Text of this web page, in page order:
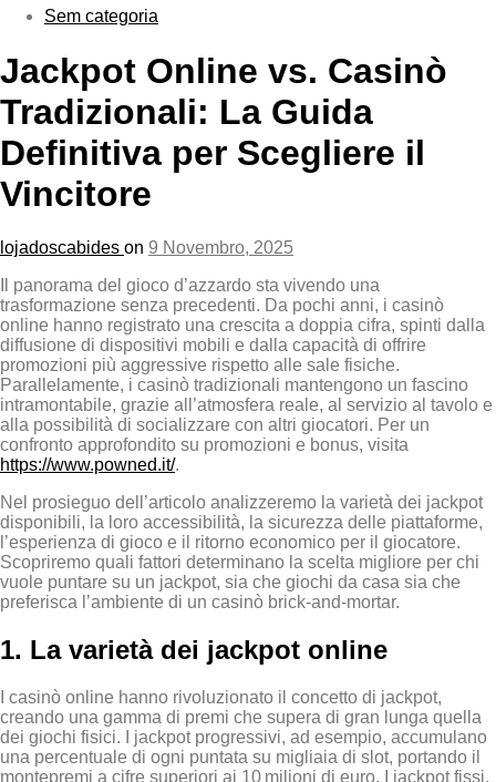
Sem categoria
Jackpot Online vs. Casinò
Tradizionali: La Guida
Definitiva per Scegliere il
Vincitore
lojadoscabides on 9 Novembro, 2025
Il panorama del gioco d’azzardo sta vivendo una
trasformazione senza precedenti. Da pochi anni, i casinò
online hanno registrato una crescita a doppia cifra, spinti dalla
diffusione di dispositivi mobili e dalla capacità di offrire
promozioni più aggressive rispetto alle sale fisiche.
Parallelamente, i casinò tradizionali mantengono un fascino
intramontabile, grazie all’atmosfera reale, al servizio al tavolo e
alla possibilità di socializzare con altri giocatori. Per un
confronto approfondito su promozioni e bonus, visita
https://www.powned.it/.
Nel prosieguo dell’articolo analizzeremo la varietà dei jackpot
disponibili, la loro accessibilità, la sicurezza delle piattaforme,
l’esperienza di gioco e il ritorno economico per il giocatore.
Scopriremo quali fattori determinano la scelta migliore per chi
vuole puntare su un jackpot, sia che giochi da casa sia che
preferisca l’ambiente di un casinò brick‑and‑mortar.
1. La varietà dei jackpot online
I casinò online hanno rivoluzionato il concetto di jackpot,
creando una gamma di premi che supera di gran lunga quella
dei giochi fisici. I jackpot progressivi, ad esempio, accumulano
una percentuale di ogni puntata su migliaia di slot, portando il
montepremi a cifre superiori ai 10 milioni di euro. I jackpot fissi,